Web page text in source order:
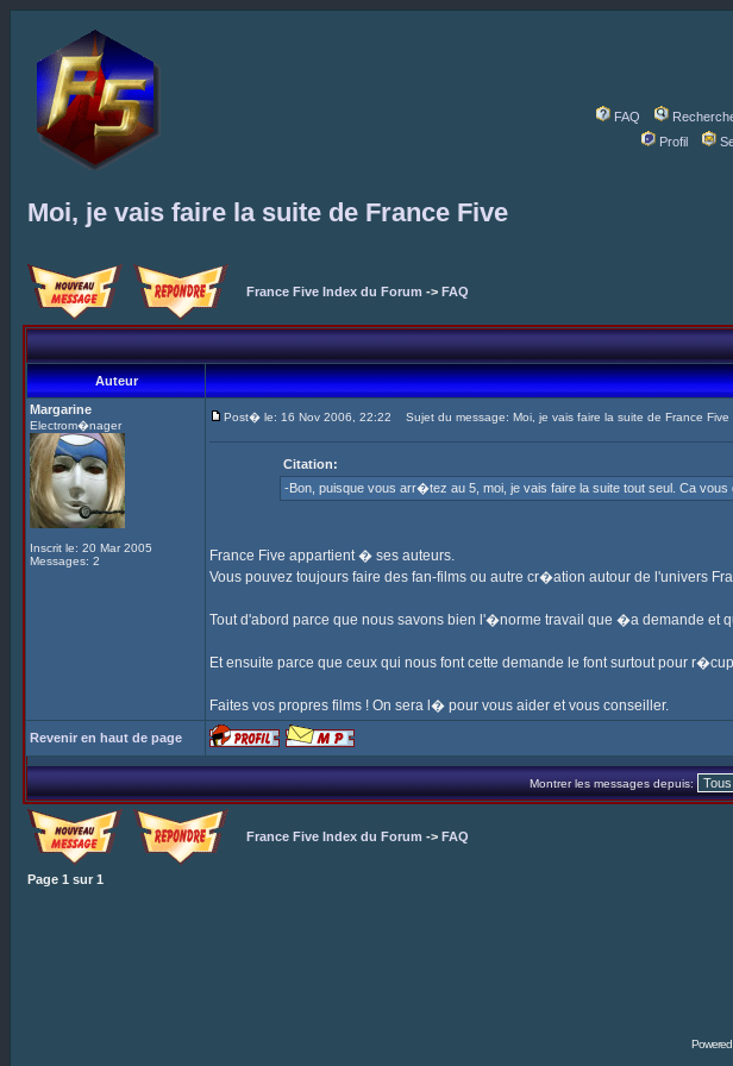
FAQ
Profil
Moi, je vais faire la suite de France Five
France Five Index du Forum -> FAQ
Auteur
Margarine
Electrom�nager
Inscrit le: 20 Mar 2005
Messages: 2
Post� le: 16 Nov 2006, 22:22 Sujet du message: Moi, je vais faire la suite de France Five
Citation:
-Bon, puisque vous arr�tez au 5, moi, je vais faire la suite tout seul. Ca
France Five appartient � ses auteurs.
Vous pouvez toujours faire des fan-films ou autre cr�ation autour de
Tout d'abord parce que nous savons bien l'�norme travail que �a demande et
Et ensuite parce que ceux qui nous font cette demande le font surtout pour
Faites vos propres films ! On sera l� pour vous aider et vous conseiller.
Revenir en haut de page
Montrer les messages depuis:
France Five Index du Forum -> FAQ
Page 1 sur 1